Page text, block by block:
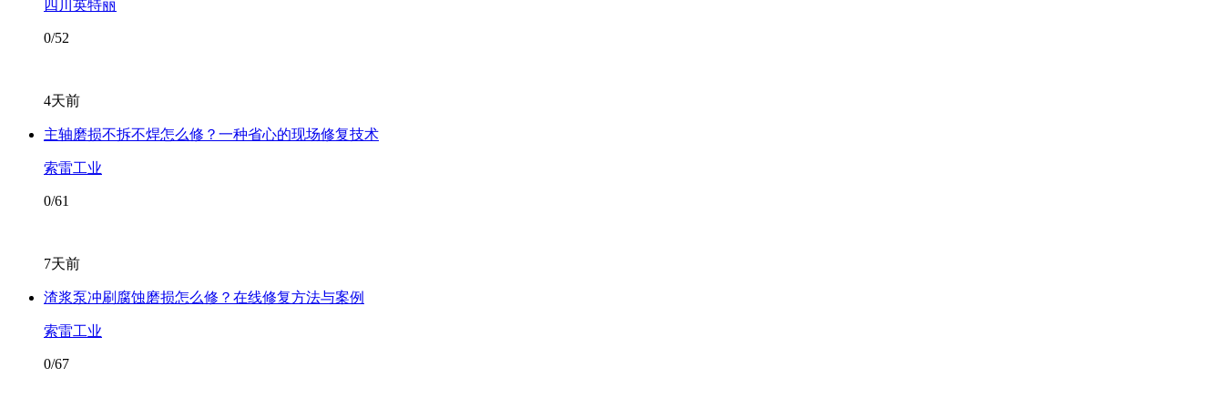
四川英特丽
0/52
4天前
主轴磨损不拆不焊怎么修？一种省心的现场修复技术
索雷工业
0/61
7天前
渣浆泵冲刷腐蚀磨损怎么修？在线修复方法与案例
索雷工业
0/67